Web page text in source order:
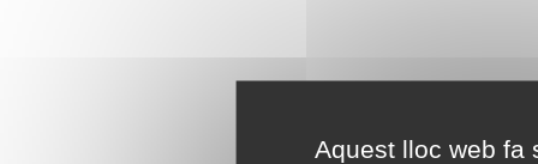
Aquest lloc web fa